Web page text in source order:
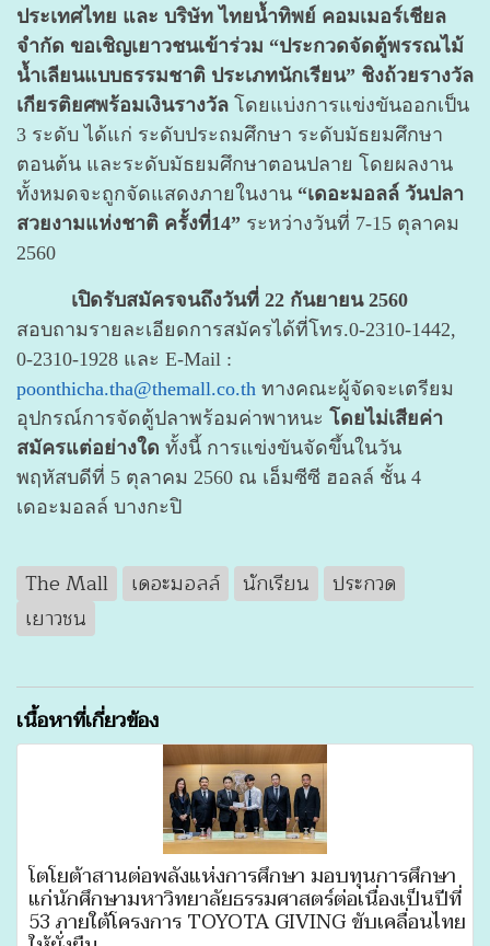
ประเทศไทย และ บริษัท ไทยน้ำทิพย์ คอมเมอร์เชียล
จำกัด ขอเชิญเยาวชนเข้าร่วม “ประกวดจัดตู้พรรณไม้
น้ำเลียนแบบธรรมชาติ ประเภทนักเรียน” ชิงถ้วยรางวัล
เกียรติยศพร้อมเงินรางวัล โดยแบ่งการแข่งขันออกเป็น
3 ระดับ ได้แก่ ระดับประถมศึกษา ระดับมัธยมศึกษา
ตอนต้น และระดับมัธยมศึกษาตอนปลาย โดยผลงาน
ทั้งหมดจะถูกจัดแสดงภายในงาน “เดอะมอลล์ วันปลา
สวยงามแห่งชาติ ครั้งที่14” ระหว่างวันที่ 7-15 ตุลาคม
2560
เปิดรับสมัครจนถึงวันที่ 22 กันยายน 2560
สอบถามรายละเอียดการสมัครได้ที่โทร.0-2310-1442,
0-2310-1928 และ E-Mail :
poonthicha.tha@themall.co.th ทางคณะผู้จัดจะเตรียม
อุปกรณ์การจัดตู้ปลาพร้อมค่าพาหนะ โดยไม่เสียค่า
สมัครแต่อย่างใด ทั้งนี้ การแข่งขันจัดขึ้นในวัน
พฤหัสบดีที่ 5 ตุลาคม 2560 ณ เอ็มซีซี ฮอลล์ ชั้น 4
เดอะมอลล์ บางกะปิ
The Mall เดอะมอลล์ นักเรียน
ประกวด
เยาวชน
เนื้อหาที่เกี่ยวข้อง
โตโยต้าสานต่อพลังแห่งการศึกษา มอบทุนการศึกษา
แก่นักศึกษามหาวิทยาลัยธรรมศาสตร์ต่อเนื่องเป็นปีที่
53 ภายใต้โครงการ TOYOTA GIVING ขับเคลื่อนไทย